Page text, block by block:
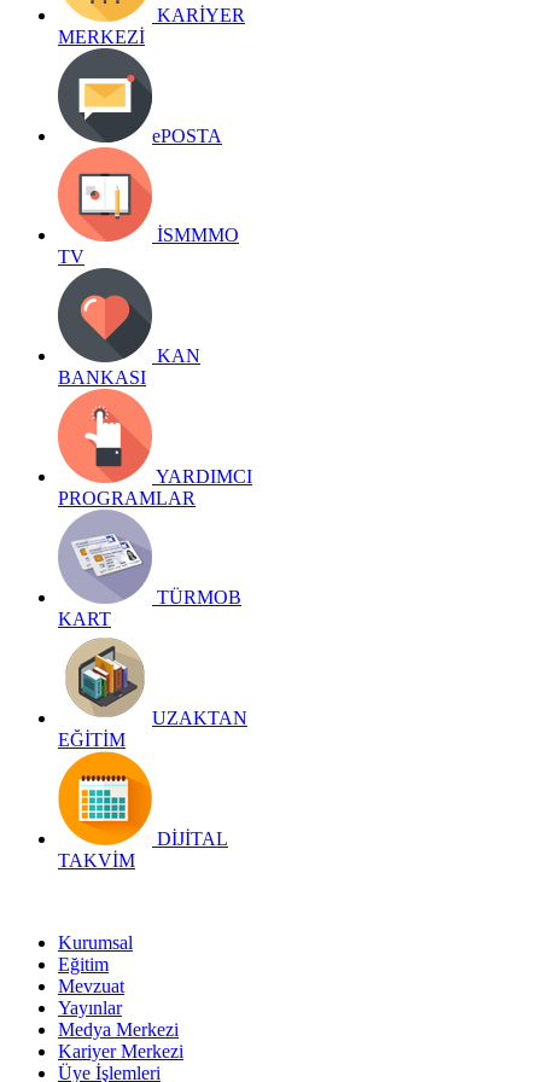
KARİYER
MERKEZİ
ePOSTA
İSMMMO
TV
KAN
BANKASI
YARDIMCI
PROGRAMLAR
TÜRMOB
KART
UZAKTAN
EĞİTİM
DİJİTAL
TAKVİM
Kurumsal
Eğitim
Mevzuat
Yayınlar
Medya Merkezi
Kariyer Merkezi
Üye İşlemleri